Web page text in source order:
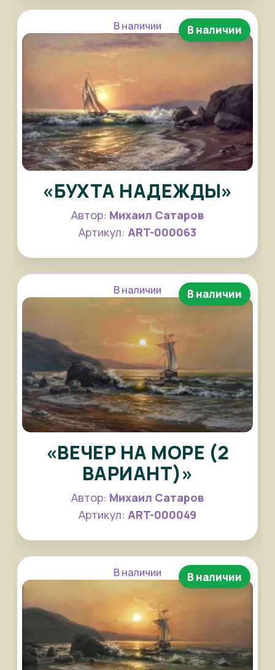
В наличии
В наличии
«БУХТА НАДЕЖДЫ»
Автор: Михаил Сатаров
Артикул: ART-000063
В наличии
В наличии
«ВЕЧЕР НА МОРЕ (2
ВАРИАНТ)»
Автор: Михаил Сатаров
Артикул: ART-000049
В наличии
В наличии